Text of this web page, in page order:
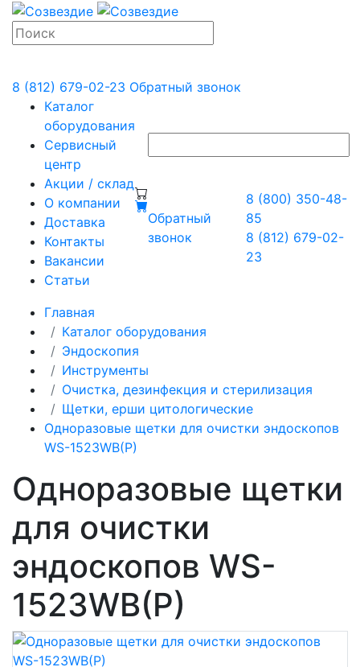
8 (812) 679-02-23 Обратный звонок
Каталог
оборудования
Сервисный
центр
Акции / склад
О компании
Доставка
Контакты
Вакансии
Статьи
Обратный
звонок
8 (800) 350-48-
85
8 (812) 679-02-
23
Главная
Каталог оборудования
Эндоскопия
Инструменты
Очистка, дезинфекция и стерилизация
Щетки, ерши цитологические
Одноразовые щетки для очистки эндоскопов
WS-1523WB(P)
Одноразовые щетки
для очистки
эндоскопов WS-
1523WB(P)